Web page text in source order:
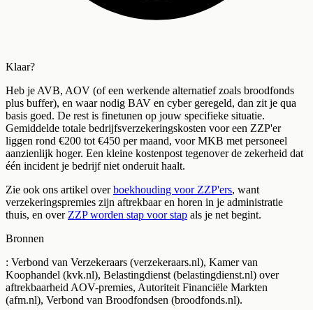
Klaar?
Heb je AVB, AOV (of een werkende alternatief zoals broodfonds
plus buffer), en waar nodig BAV en cyber geregeld, dan zit je qua
basis goed. De rest is finetunen op jouw specifieke situatie.
Gemiddelde totale bedrijfsverzekeringskosten voor een ZZP'er
liggen rond €200 tot €450 per maand, voor MKB met personeel
aanzienlijk hoger. Een kleine kostenpost tegenover de zekerheid dat
één incident je bedrijf niet onderuit haalt.
Zie ook ons artikel overboekhouding voor ZZP'ers, want
verzekeringspremies zijn aftrekbaar en horen in je administratie
thuis, en overZZP worden stap voor stap als je net begint.
Bronnen
: Verbond van Verzekeraars (verzekeraars.nl), Kamer van
Koophandel (kvk.nl), Belastingdienst (belastingdienst.nl) over
aftrekbaarheid AOV-premies, Autoriteit Financiële Markten
(afm.nl), Verbond van Broodfondsen (broodfonds.nl).